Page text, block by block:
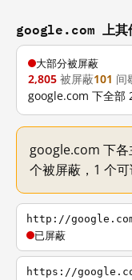
google.com 上其
大部分被屏蔽
2,805 被屏蔽101 间
google.com 下全部
google.com 下各
个被屏蔽，1 个可
http://
已屏蔽
https://